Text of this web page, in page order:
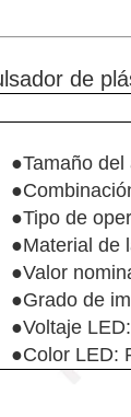
de
●Tamaño
●Tipo de
●Material de
●Valor
●Grado de
●Voltaje
●Color LED: